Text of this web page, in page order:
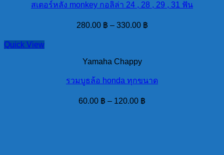
สเตอร์หลัง monkey กอลิล่า 24 , 28 , 29 , 31 ฟัน
280.00 ฿ – 330.00 ฿
Quick View
Yamaha Chappy
รวมบูธล้อ honda ทุกขนาด
60.00 ฿ – 120.00 ฿